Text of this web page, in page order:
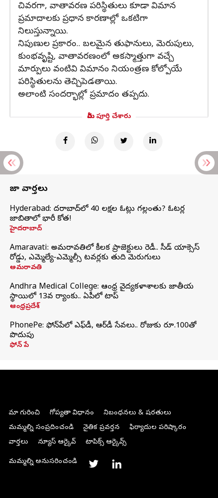
చివరగా, వాతావరణ పరిస్థితులు కూడా విమాన
ప్రమాదాలకు ప్రధాన కారణాల్లో ఒకటిగా
నిలుస్తున్నాయి.
నిపుణుల ప్రకారం.. బలమైన తుఫానులు, మెరుపులు,
కుంభవృష్టి, వాతావరణంలో అకస్మాత్తుగా వచ్చే
మార్పులు వంటివి విమానం నియంత్రణ కోల్పోయే
పరిస్థితులను తెచ్చిపెడతాయి.
అలాంటి సందర్భాల్లో ప్రమాదం తప్పదు.
మీరు పూర్తి చేశారు
తాజా వార్తలు
Hyderabad: హైదరాబాద్‌లో 40 లక్షల ఓట్లు గల్లంతు? ఓటర్ల
జాబితాలో భారీ కోత!
హైదరాబాద్
Amaravati: అమరావతిలో కీలక ప్రాజెక్టులు రెడీ.. సీడ్‌ యాక్సెస్‌
రోడ్డు, ఎమ్మెల్యే-ఎమ్మెల్సీ టవర్లకు తుది మెరుగులు
అమరావతి
Andhra Medical College: ఆంధ్ర వైద్యకళాశాలకు జాతీయ
స్థాయిలో 13వ ర్యాంకు.. ఏపీలో టాప్
ఆంధ్రప్రదేశ్
PhonePe: ఫోన్‌పేలో ఎఫ్‌డీ, ఆర్‌డీ సేవలు.. రోజుకు రూ.100తో
పొదుపు
ఫోన్‌ పే
మా గురించి గోప్యతా విధానం
నిబంధనలు & షరతులు
మమ్మల్ని సంప్రదించండి
నైతిక ప్రవర్తన
ఫిర్యాదుల పరిష్కారం
వార్తలు
న్యూస్ ఆర్కైవ్ టాపిక్స్ ఆర్కైవ్స్
మమ్మల్ని అనుసరించండి